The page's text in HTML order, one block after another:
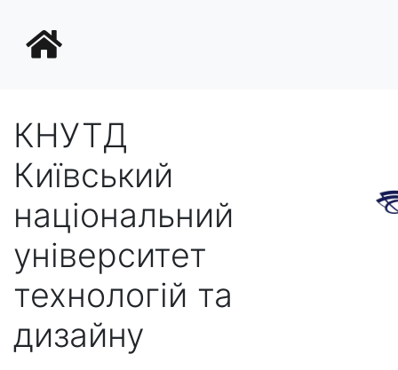
КНУТД
Київський
національний
університет
технологій та
дизайну